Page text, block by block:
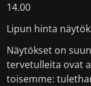
14.00
Lipun hinta
Näytökset on
tervetulleita ovat
toisemme: